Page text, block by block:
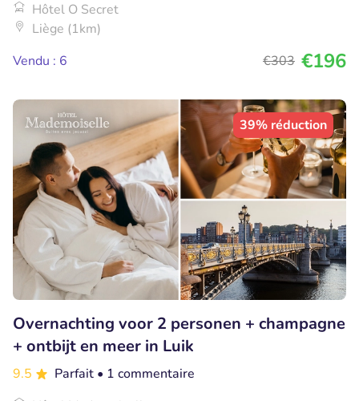
Hôtel O Secret
Liège (1km)
Vendu : 6
€303 €196
39% réduction
Overnachting voor 2 personen + champagne
+ ontbijt en meer in Luik
9.5 Parfait • 1 commentaire